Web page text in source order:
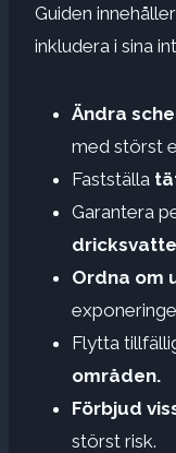
Guiden
inkludera i sina
Ändra
med störst
Fastställa
Garantera
Ordna om
Flytta
områden.
Förbjud
störst risk.